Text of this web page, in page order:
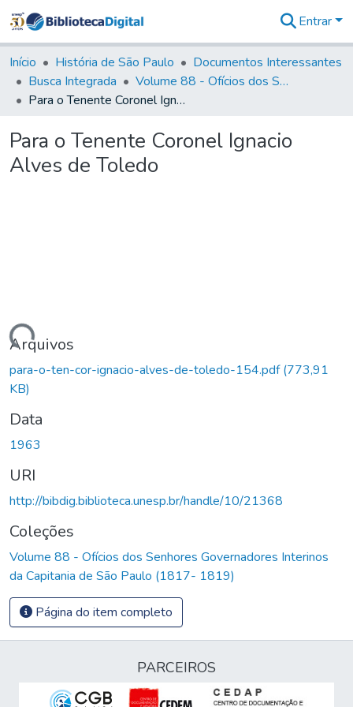
&
Coleções
Tudo na
Biblioteca
Estatísticas
Entrar
Início História de São Paulo
Documentos Interessantes
Busca Integrada
Volume 88 - Ofícios dos Senhores Governadores Interinos da Capitania de São Paulo (1817- 1819)
Para o Tenente Coronel Ignacio Alves de Toledo
Para o Tenente Coronel Ignacio
Alves de Toledo
Arquivos
para-o-ten-cor-ignacio-alves-de-toledo-154.pdf(773,91
KB)
Data
1963
URI
http://bibdig.biblioteca.unesp.br/handle/10/21368
Coleções
Volume 88 - Ofícios dos Senhores Governadores Interinos
da Capitania de São Paulo (1817- 1819)
Página do item completo
PARCEIROS